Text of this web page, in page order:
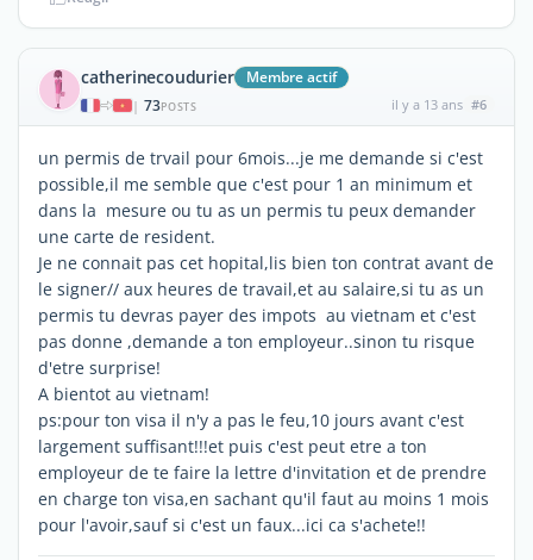
catherinecoudurier Membre actif
| 73POSTS il y a 13 ans #6
un permis de trvail pour 6mois...je me demande si c'est
possible,il me semble que c'est pour 1 an minimum et
dans la mesure ou tu as un permis tu peux demander
une carte de resident.
Je ne connait pas cet hopital,lis bien ton contrat avant de
le signer// aux heures de travail,et au salaire,si tu as un
permis tu devras payer des impots au vietnam et c'est
pas donne ,demande a ton employeur..sinon tu risque
d'etre surprise!
A bientot au vietnam!
ps:pour ton visa il n'y a pas le feu,10 jours avant c'est
largement suffisant!!!et puis c'est peut etre a ton
employeur de te faire la lettre d'invitation et de prendre
en charge ton visa,en sachant qu'il faut au moins 1 mois
pour l'avoir,sauf si c'est un faux...ici ca s'achete!!